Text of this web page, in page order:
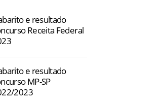
e resultado
Receita Federal
e resultado
MP-SP
2023